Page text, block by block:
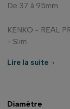
De 37 à 95mm
KENKO - REAL
- Slim
Lire la suite 
Diamètre